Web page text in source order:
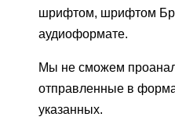
шрифтом, шрифтом
аудиоформате.
Мы не сможем
отправленные в
указанных.